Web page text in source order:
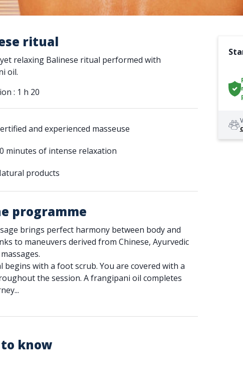
ritual
relaxing Balinese ritual performed with
oil.
: 1 h 20
and experienced masseuse
minutes of intense relaxation
products
programme
brings perfect harmony between body and
to maneuvers derived from Chinese, Ayurvedic
begins with a foot scrub. You are covered with a
the session. A frangipani oil completes
to know